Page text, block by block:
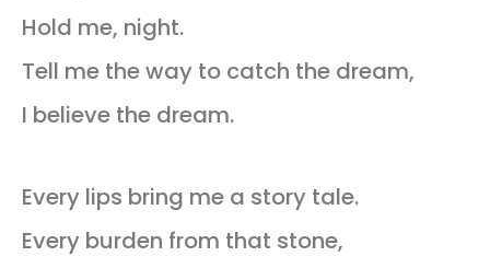
Hold me, night.
Tell me the way to catch the dream,
I believe the dream.
Every lips bring me a story tale.
Every burden from that stone,